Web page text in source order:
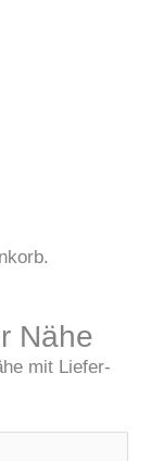
Nähe
mit Liefer-